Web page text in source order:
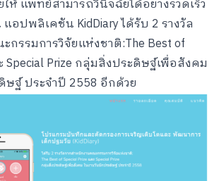
ห้ แพทย์สามารถวินิจฉัยได้อย่างรวดเร็ว
แอปพลิเคชัน KidDiary ได้รับ 2 รางวัล
รรมการวิจัยแห่งชาติ:The Best of
Special Prize กลุ่มสิ่งประดิษฐ์เพื่อสังคม
ฐ์ ประจำปี 2558 อีกด้วย